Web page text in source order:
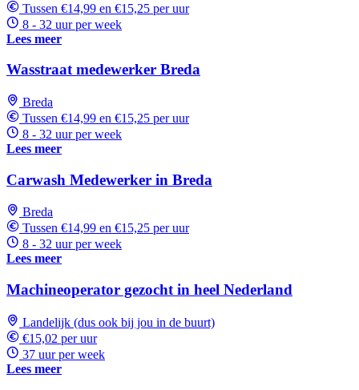
Tussen €14,99 en €15,25 per uur
8 - 32 uur per week
Lees meer
Wasstraat medewerker Breda
Breda
Tussen €14,99 en €15,25 per uur
8 - 32 uur per week
Lees meer
Carwash Medewerker in Breda
Breda
Tussen €14,99 en €15,25 per uur
8 - 32 uur per week
Lees meer
Machineoperator gezocht in heel Nederland
Landelijk (dus ook bij jou in de buurt)
€15,02 per uur
37 uur per week
Lees meer